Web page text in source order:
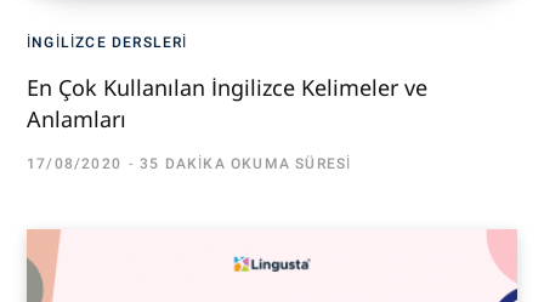
İNGILIZCE DERSLERI
En Çok Kullanılan İngilizce Kelimeler ve
Anlamları
17/08/2020 35 DAKIKA OKUMA SÜRESI